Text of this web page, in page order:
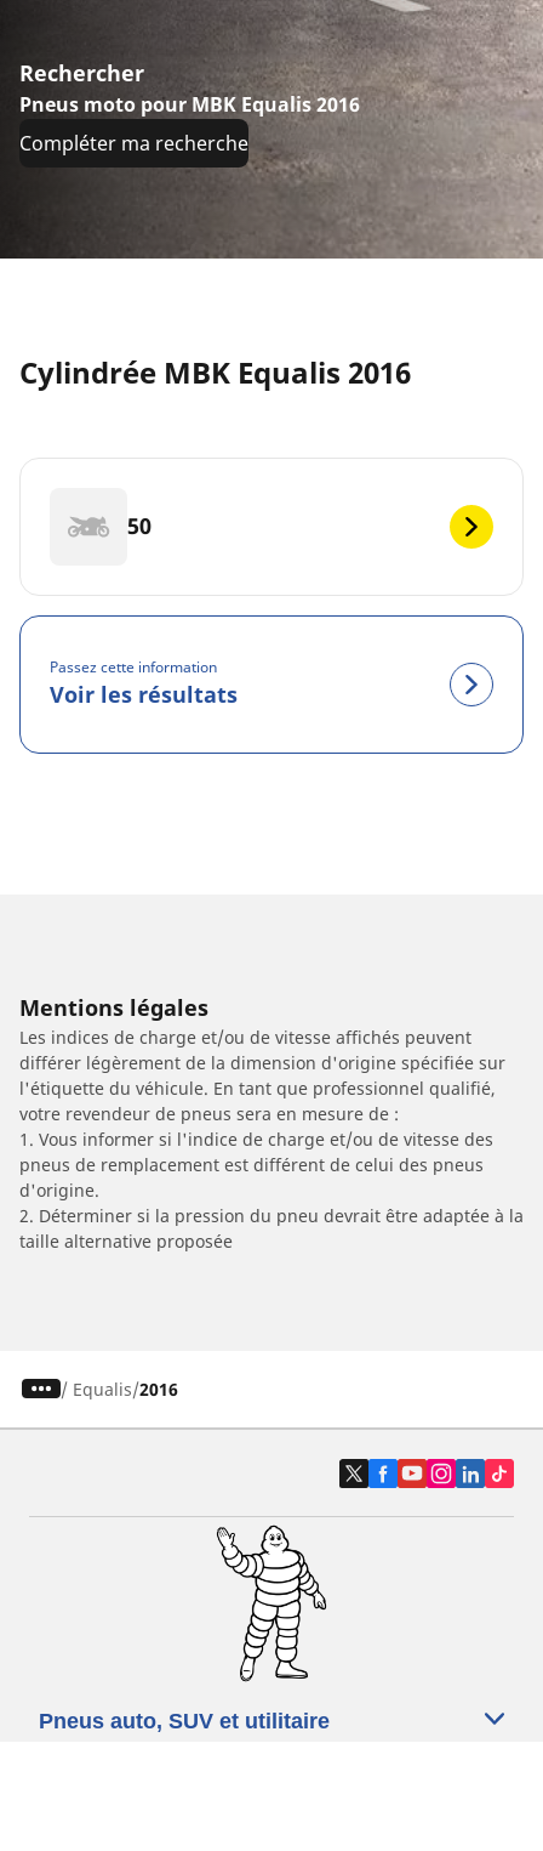
Rechercher
Pneus moto pour MBK Equalis 2016
Compléter ma recherche
Cylindrée MBK Equalis 2016
50
Passez cette information
Voir les résultats
Mentions légales
Les indices de charge et/ou de vitesse affichés peuvent
différer légèrement de la dimension d'origine spécifiée sur
l'étiquette du véhicule. En tant que professionnel qualifié,
votre revendeur de pneus sera en mesure de :
1. Vous informer si l'indice de charge et/ou de vitesse des
pneus de remplacement est différent de celui des pneus
d'origine.
2. Déterminer si la pression du pneu devrait être adaptée à la
taille alternative proposée
/ Equalis 2016
Pneus auto, SUV et utilitaire